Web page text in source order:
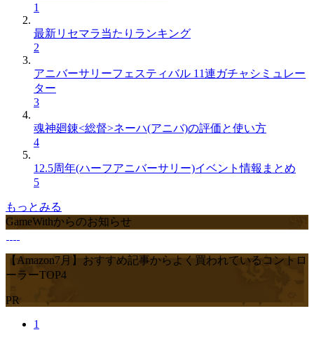
1
最新リセマラ当たりランキング
2
アニバーサリーフェスティバル 11連ガチャシミュレー
ター
3
魂神廻錬<総督>ネーハ(アニバ)の評価と使い方
4
12.5周年(ハーフアニバーサリー)イベント情報まとめ
5
もっとみる
GameWithからのお知らせ
【Amazon7月】おすすめ記事からよく買われているコントロ
ーラーTOP4
PR
1